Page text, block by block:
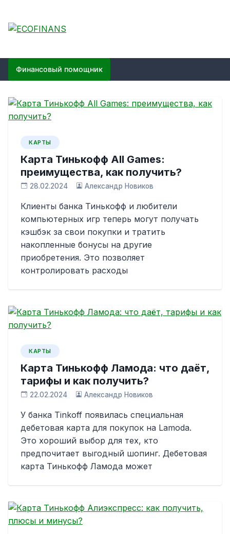
content
ECOFINANS
Финансовый помощник
КАРТЫ
Карта Тинькофф All Games:
преимущества, как получить?
28.02.2024 Александр Новиков
Клиенты банка Тинькофф и любители
компьютерных игр теперь могут получать
кэшбэк за свои покупки и тратить
накопленные бонусы на другие
приобретения. Это позволяет
контролировать расходы
КАРТЫ
Карта Тинькофф Ламода: что даёт,
тарифы и как получить?
22.02.2024 Александр Новиков
У банка Tinkoff появилась специальная
дебетовая карта для покупок на Lamoda.
Это хороший выбор для тех, кто
предпочитает выгодный шопинг. Дебетовая
карта Тинькофф Ламода может